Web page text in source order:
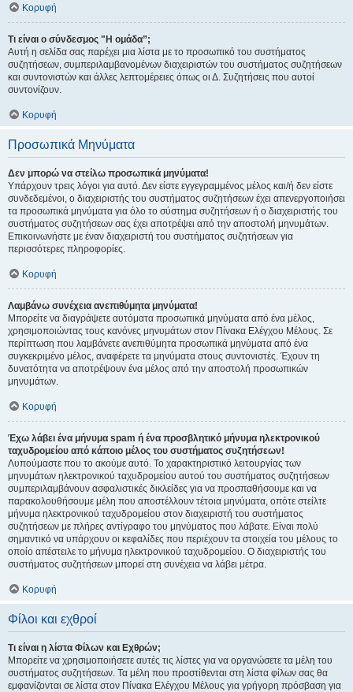
Κορυφή
Τι είναι ο σύνδεσμος "Η ομάδα”;
Αυτή η σελίδα σας παρέχει μια λίστα με το προσωπικό του συστήματος
συζητήσεων, συμπεριλαμβανομένων διαχειριστών του συστήματος συζητήσεων
και συντονιστών και άλλες λεπτομέρειες όπως οι Δ. Συζητήσεις που αυτοί
συντονίζουν.
Κορυφή
Προσωπικά Μηνύματα
Δεν μπορώ να στείλω προσωπικά μηνύματα!
Υπάρχουν τρεις λόγοι για αυτό. Δεν είστε εγγεγραμμένος μέλος και/ή δεν είστε
συνδεδεμένοι, ο διαχειριστής του συστήματος συζητήσεων έχει απενεργοποιήσει
τα προσωπικά μηνύματα για όλο το σύστημα συζητήσεων ή ο διαχειριστής του
συστήματος συζητήσεων σας έχει αποτρέψει από την αποστολή μηνυμάτων.
Επικοινωνήστε με έναν διαχειριστή του συστήματος συζητήσεων για
περισσότερες πληροφορίες.
Κορυφή
Λαμβάνω συνέχεια ανεπιθύμητα μηνύματα!
Μπορείτε να διαγράψετε αυτόματα προσωπικά μηνύματα από ένα μέλος,
χρησιμοποιώντας τους κανόνες μηνυμάτων στον Πίνακα Ελέγχου Μέλους. Σε
περίπτωση που λαμβάνετε ανεπιθύμητα προσωπικά μηνύματα από ένα
συγκεκριμένο μέλος, αναφέρετε τα μηνύματα στους συντονιστές. Έχουν τη
δυνατότητα να αποτρέψουν ένα μέλος από την αποστολή προσωπικών
μηνυμάτων.
Κορυφή
Έχω λάβει ένα μήνυμα spam ή ένα προσβλητικό μήνυμα ηλεκτρονικού
ταχυδρομείου από κάποιο μέλος του συστήματος συζητήσεων!
Λυπούμαστε που το ακούμε αυτό. Το χαρακτηριστικό λειτουργίας των
μηνυμάτων ηλεκτρονικού ταχυδρομείου αυτού του συστήματος συζητήσεων
συμπεριλαμβάνουν ασφαλιστικές δικλείδες για να προσπαθήσουμε και να
παρακολουθήσουμε μέλη που αποστέλλουν τέτοια μηνύματα, οπότε στείλτε
μήνυμα ηλεκτρονικού ταχυδρομείου στον διαχειριστή του συστήματος
συζητήσεων με πλήρες αντίγραφο του μηνύματος που λάβατε. Είναι πολύ
σημαντικό να υπάρχουν οι κεφαλίδες που περιέχουν τα στοιχεία του μέλους το
οποίο απέστειλε το μήνυμα ηλεκτρονικού ταχυδρομείου. Ο διαχειριστής του
συστήματος συζητήσεων μπορεί στη συνέχεια να λάβει μέτρα.
Κορυφή
Φίλοι και εχθροί
Τι είναι η λίστα Φίλων και Εχθρών;
Μπορείτε να χρησιμοποιήσετε αυτές τις λίστες για να οργανώσετε τα μέλη του
συστήματος συζητήσεων. Τα μέλη που προστίθενται στη λίστα φίλων σας θα
εμφανίζονται σε λίστα στον Πίνακα Ελέγχου Μέλους για γρήγορη πρόσβαση για